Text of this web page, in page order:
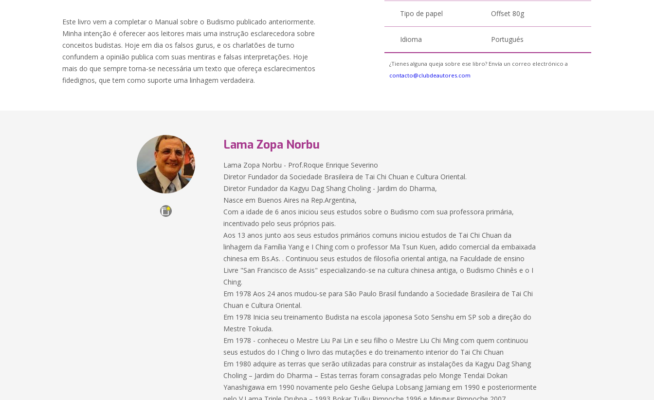
Este livro vem a completar o Manual sobre o Budismo publicado anteriormente.
Minha intenção é oferecer aos leitores mais uma instrução esclarecedora sobre
conceitos budistas. Hoje em dia os falsos gurus, e os charlatões de turno
confundem a opinião publica com suas mentiras e falsas interpretações. Hoje
mais do que sempre torna-se necessária um texto que ofereça esclarecimentos
fidedignos, que tem como suporte uma linhagem verdadeira.
Tipo de papel Offset 80g
Idioma Portugués
¿Tienes alguna queja sobre ese libro? Envía un correo electrónico a
contacto@clubdeautores.com
Lama Zopa Norbu
Lama Zopa Norbu - Prof.Roque Enrique Severino
Diretor Fundador da Sociedade Brasileira de Tai Chi Chuan e Cultura Oriental.
Diretor Fundador da Kagyu Dag Shang Choling - Jardim do Dharma,
Nasce em Buenos Aires na Rep.Argentina,
Com a idade de 6 anos iniciou seus estudos sobre o Budismo com sua professora primária,
incentivado pelo seus próprios pais.
Aos 13 anos junto aos seus estudos primários comuns iniciou estudos de Tai Chi Chuan da
linhagem da Família Yang e I Ching com o professor Ma Tsun Kuen, adido comercial da embaixada
chinesa em Bs.As. . Continuou seus estudos de filosofia oriental antiga, na Faculdade de ensino
Livre "San Francisco de Assis" especializando-se na cultura chinesa antiga, o Budismo Chinês e o I
Ching.
Em 1978 Aos 24 anos mudou-se para São Paulo Brasil fundando a Sociedade Brasileira de Tai Chi
Chuan e Cultura Oriental.
Em 1978 Inicia seu treinamento Budista na escola japonesa Soto Senshu em SP sob a direção do
Mestre Tokuda.
Em 1978 - conheceu o Mestre Liu Pai Lin e seu filho o Mestre Liu Chi Ming com quem continuou
seus estudos do I Ching o livro das mutações e do treinamento interior do Tai Chi Chuan
Em 1980 adquire as terras que serão utilizadas para construir as instalações da Kagyu Dag Shang
Choling – Jardim do Dharma – Estas terras foram consagradas pelo Monge Tendai Dokan
Yanashigawa em 1990 novamente pelo Geshe Gelupa Lobsang Jamiang em 1990 e posteriormente